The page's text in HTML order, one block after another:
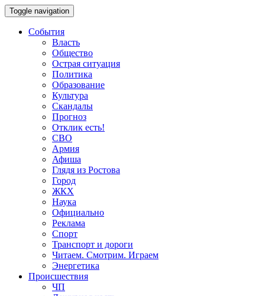
Toggle navigation
События
Власть
Общество
Острая ситуация
Политика
Образование
Культура
Скандалы
Прогноз
Отклик есть!
СВО
Армия
Афиша
Глядя из Ростова
Город
ЖКХ
Наука
Официально
Реклама
Спорт
Транспорт и дороги
Читаем. Смотрим. Играем
Энергетика
Происшествия
ЧП